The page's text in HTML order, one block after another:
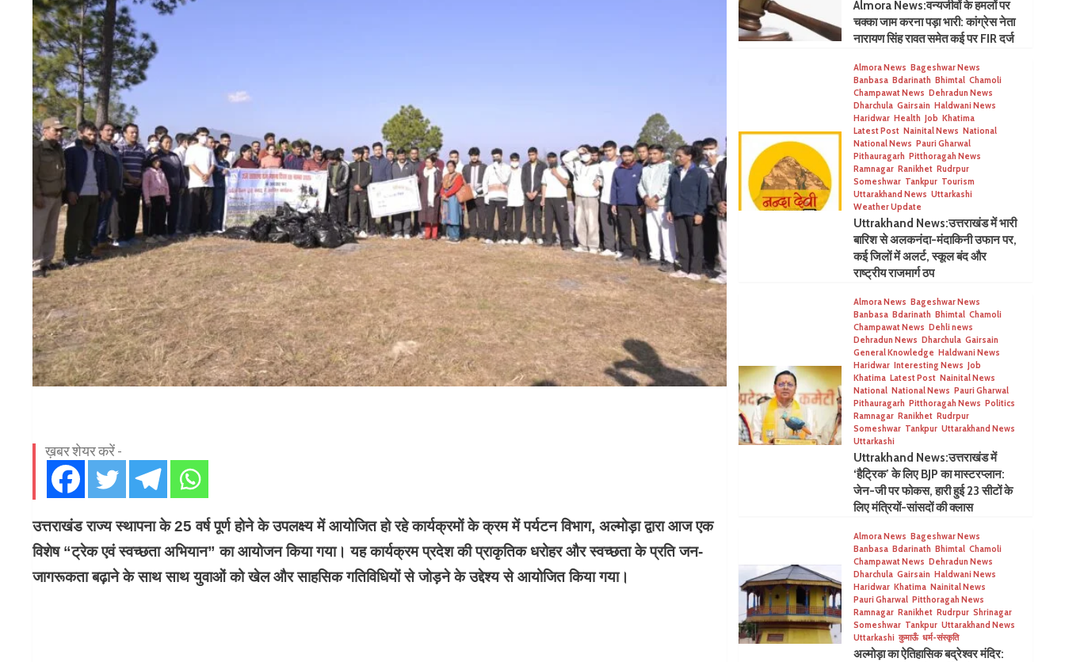
ख़बर शेयर करें -
उत्तराखंड राज्य स्थापना के 25 वर्ष पूर्ण होने के उपलक्ष्य में आयोजित हो रहे कार्यक्रमों के क्रम में पर्यटन विभाग, अल्मोड़ा द्वारा आज एक
विशेष “ट्रेक एवं स्वच्छता अभियान” का आयोजन किया गया। यह कार्यक्रम प्रदेश की प्राकृतिक धरोहर और स्वच्छता के प्रति जन-
जागरूकता बढ़ाने के साथ साथ युवाओं को खेल और साहसिक गतिविधियों से जोड़ने के उद्देश्य से आयोजित किया गया।
Almora News:वन्यजीवों के हमलों पर
चक्का जाम करना पड़ा भारी: कांग्रेस नेता
नारायण सिंह रावत समेत कई पर FIR दर्ज
Almora News Bageshwar News
Banbasa Bdarinath Bhimtal Chamoli
Champawat News Dehradun News
Dharchula Gairsain Haldwani News
Haridwar Health Job Khatima
Latest Post Nainital News National
National News Pauri Gharwal
Pithauragarh Pitthoragah News
Ramnagar Ranikhet Rudrpur
Someshwar Tankpur Tourism
Uttarakhand News Uttarkashi
Weather Update
Uttrakhand News:उत्तराखंड में भारी
बारिश से अलकनंदा-मंदाकिनी उफान पर,
कई जिलों में अलर्ट, स्कूल बंद और
राष्ट्रीय राजमार्ग ठप
Almora News Bageshwar News
Banbasa Bdarinath Bhimtal Chamoli
Champawat News Dehli news
Dehradun News Dharchula Gairsain
General Knowledge Haldwani News
Haridwar Interesting News Job
Khatima Latest Post Nainital News
National National News Pauri Gharwal
Pithauragarh Pitthoragah News Politics
Ramnagar Ranikhet Rudrpur
Someshwar Tankpur Uttarakhand News
Uttarkashi
Uttrakhand News:उत्तराखंड में
‘हैट्रिक’ के लिए BJP का मास्टरप्लान:
जेन-जी पर फोकस, हारी हुई 23 सीटों के
लिए मंत्रियों-सांसदों की क्लास
Almora News Bageshwar News
Banbasa Bdarinath Bhimtal Chamoli
Champawat News Dehradun News
Dharchula Gairsain Haldwani News
Haridwar Khatima Nainital News
Pauri Gharwal Pitthoragah News
Ramnagar Ranikhet Rudrpur Shrinagar
Someshwar Tankpur Uttarakhand News
Uttarkashi कुमाऊँ धर्म-संस्कृति
अल्मोड़ा का ऐतिहासिक बद्रेश्वर मंदिर: